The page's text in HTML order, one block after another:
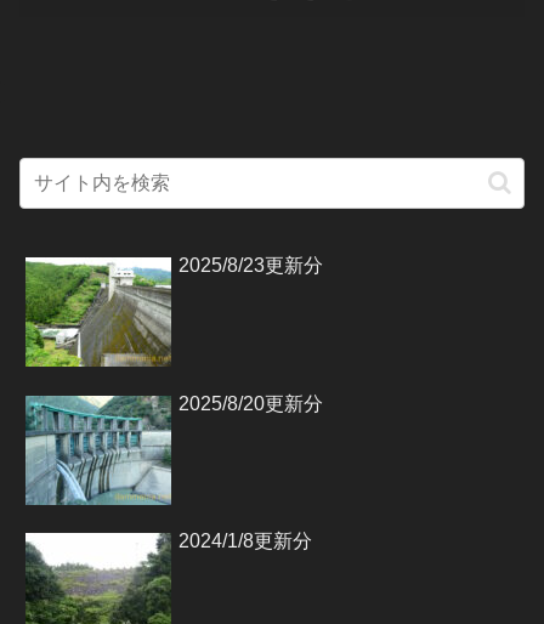
2025/8/23更新分
2025/8/20更新分
2024/1/8更新分